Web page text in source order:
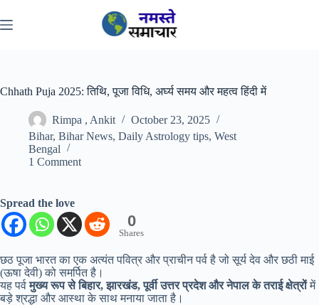
to
content
Chhath Puja 2025: तिथि, पूजा विधि, अर्घ्य समय और महत्व हिंदी में
Rimpa , Ankit
October 23, 2025
Bihar, Bihar News, Daily Astrology tips, West
Bengal
1 Comment
Spread the love
0
Shares
छठ पूजा भारत का एक अत्यंत पवित्र और प्राचीन पर्व है जो सूर्य देव और छठी माई
(ऊषा देवी) को समर्पित है।
यह पर्वमुख्य रूप से बिहार, झारखंड, पूर्वी उत्तर प्रदेश और नेपाल के तराई क्षेत्रोंमें
बड़े श्रद्धा और आस्था के साथ मनाया जाता है।